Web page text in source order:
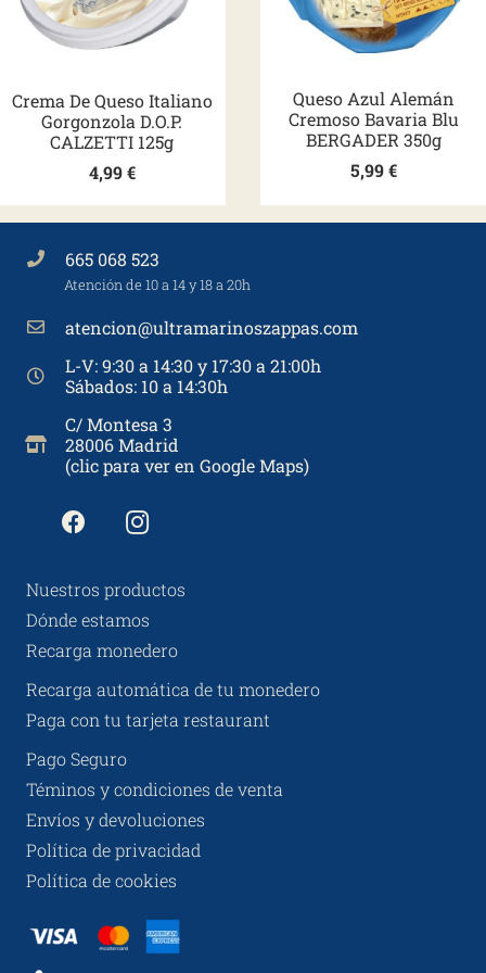
Crema De Queso Italiano
Gorgonzola D.O.P.
CALZETTI 125g
4,99€
Queso Azul Alemán
Cremoso Bavaria Blu
BERGADER 350g
5,99€
665 068 523
Atención de 10 a 14 y 18 a 20h
atencion@ultramarinoszappas.com
L-V: 9:30 a 14:30 y 17:30 a 21:00h
Sábados: 10 a 14:30h
C/ Montesa 3
28006 Madrid
(clic para ver en Google Maps)
Nuestros productos
Dónde estamos
Recarga monedero
Recarga automática de tu monedero
Paga con tu tarjeta restaurant
Pago Seguro
Téminos y condiciones de venta
Envíos y devoluciones
Política de privacidad
Política de cookies